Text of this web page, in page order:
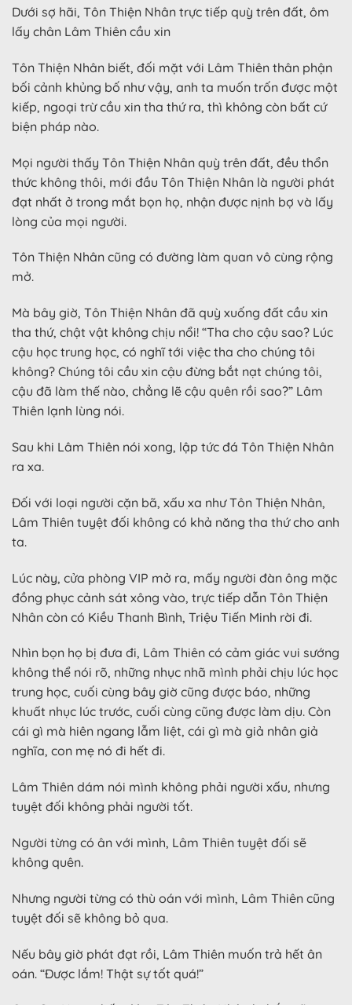
Dưới sợ hãi, Tôn Thiện Nhân trực tiếp quỳ trên đất, ôm
lấy chân Lâm Thiên cầu xin
Tôn Thiện Nhân biết, đối mặt với Lâm Thiên thân phận
bối cảnh khủng bố như vậy, anh ta muốn trốn được một
kiếp, ngoại trừ cầu xin tha thứ ra, thì không còn bất cứ
biện pháp nào.
Mọi người thấy Tôn Thiện Nhân quỳ trên đất, đều thổn
thức không thôi, mới đầu Tôn Thiện Nhân là người phát
đạt nhất ở trong mắt bọn họ, nhận được nịnh bợ và lấy
lòng của mọi người.
Tôn Thiện Nhân cũng có đường làm quan vô cùng rộng
mở.
Mà bây giờ, Tôn Thiện Nhân đã quỳ xuống đất cầu xin
tha thứ, chật vật không chịu nổi! “Tha cho cậu sao? Lúc
cậu học trung học, có nghĩ tới việc tha cho chúng tôi
không? Chúng tôi cầu xin cậu đừng bắt nạt chúng tôi,
cậu đã làm thế nào, chẳng lẽ cậu quên rồi sao?” Lâm
Thiên lạnh lùng nói.
Sau khi Lâm Thiên nói xong, lập tức đá Tôn Thiện Nhân
ra xa.
Đối với loại người cặn bã, xấu xa như Tôn Thiện Nhân,
Lâm Thiên tuyệt đối không có khả năng tha thứ cho anh
ta.
Lúc này, cửa phòng VIP mở ra, mấy người đàn ông mặc
đồng phục cảnh sát xông vào, trực tiếp dẫn Tôn Thiện
Nhân còn có Kiều Thanh Bình, Triệu Tiến Minh rời đi.
Nhìn bọn họ bị đưa đi, Lâm Thiên có cảm giác vui sướng
không thể nói rõ, những nhục nhã mình phải chịu lúc học
trung học, cuối cùng bây giờ cũng được báo, những
khuất nhục lúc trước, cuối cùng cũng được làm dịu. Còn
cái gì mà hiên ngang lẫm liệt, cái gì mà giả nhân giả
nghĩa, con mẹ nó đi hết đi.
Lâm Thiên dám nói mình không phải người xấu, nhưng
tuyệt đối không phải người tốt.
Người từng có ân với mình, Lâm Thiên tuyệt đối sẽ
không quên.
Nhưng người từng có thù oán với mình, Lâm Thiên cũng
tuyệt đối sẽ không bỏ qua.
Nếu bây giờ phát đạt rồi, Lâm Thiên muốn trả hết ân
oán. “Được lắm! Thật sự tốt quá!”